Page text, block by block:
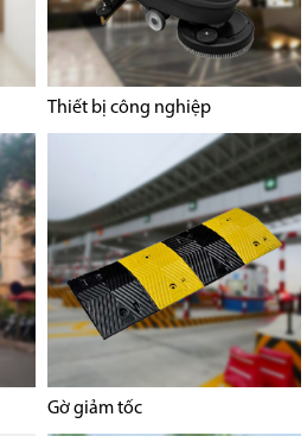
Thiết bị công nghiệp
Gờ giảm tốc